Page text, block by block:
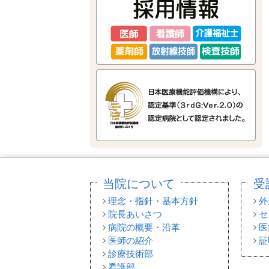
当院について
理念・指針・基本方針
院長あいさつ
病院の概要・沿革
医師の紹介
診療技術部
受